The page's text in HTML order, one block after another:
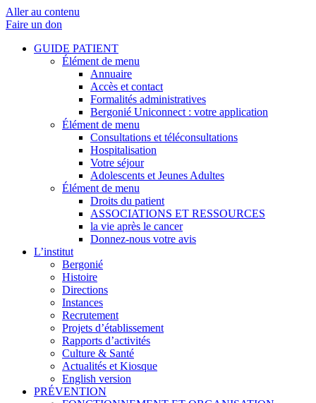
Aller au contenu
Faire un don
GUIDE PATIENT
Élément de menu
Annuaire
Accès et contact
Formalités administratives
Bergonié Uniconnect : votre application
Élément de menu
Consultations et téléconsultations
Hospitalisation
Votre séjour
Adolescents et Jeunes Adultes
Élément de menu
Droits du patient
ASSOCIATIONS ET RESSOURCES
la vie après le cancer
Donnez-nous votre avis
L’institut
Bergonié
Histoire
Directions
Instances
Recrutement
Projets d’établissement
Rapports d’activités
Culture & Santé
Actualités et Kiosque
English version
PRÉVENTION